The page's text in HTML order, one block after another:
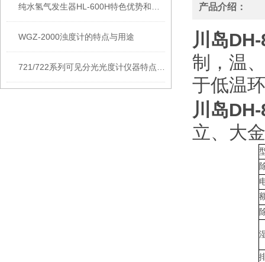
WGZ-2000浊度计的特点与用途
产品介绍：
川岛
制，温
于低温
川岛
立、大